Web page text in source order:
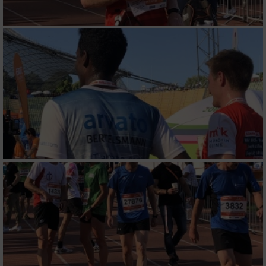
Messung der Performance von Inhalten
Analyse von Zielgruppen durch Statistiken
oder Kombinationen von Daten aus
verschiedenen Quellen
Entwicklung und Verbesserung der Angebote
Verwendung reduzierter Daten zur Auswahl
von Inhalten
IAB-Besonderheiten:
Verwendung genauer Standortdaten
Geräte anhand von aktiv angeforderten
Informationen identifizieren
Nicht-IAB-Verarbeitungszwecke: